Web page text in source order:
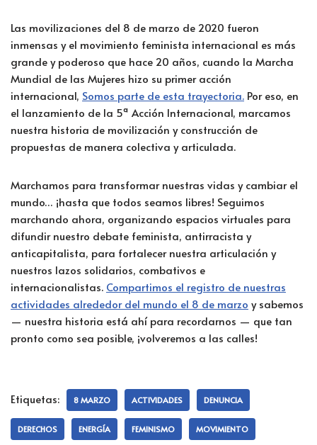
Las movilizaciones del 8 de marzo de 2020 fueron
inmensas y el movimiento feminista internacional es más
grande y poderoso que hace 20 años, cuando la Marcha
Mundial de las Mujeres hizo su primer acción
internacional, Somos parte de esta trayectoria. Por eso, en
el lanzamiento de la 5ª Acción Internacional, marcamos
nuestra historia de movilización y construcción de
propuestas de manera colectiva y articulada.
Marchamos para transformar nuestras vidas y cambiar el
mundo… ¡hasta que todos seamos libres! Seguimos
marchando ahora, organizando espacios virtuales para
difundir nuestro debate feminista, antirracista y
anticapitalista, para fortalecer nuestra articulación y
nuestros lazos solidarios, combativos e
internacionalistas. Compartimos el registro de nuestras
actividades alrededor del mundo el 8 de marzo y sabemos
— nuestra historia está ahí para recordarnos — que tan
pronto como sea posible, ¡volveremos a las calles!
Etiquetas: 8 MARZO ACTIVIDADES DENUNCIA
DERECHOS ENERGÍA FEMINISMO MOVIMIENTO